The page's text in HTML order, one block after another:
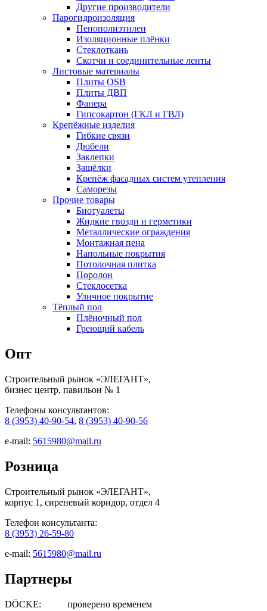
Другие производители
Парогидроизоляция
Пенополиэтилен
Изоляционные плёнки
Стеклоткань
Скотчи и соединительные ленты
Листовые материалы
Плиты OSB
Плиты ДВП
Фанера
Гипсокартон (ГКЛ и ГВЛ)
Крепёжные изделия
Гибкие связи
Дюбели
Заклепки
Защёлки
Крепёж фасадных систем утепления
Саморезы
Прочие товары
Биотуалеты
Жидкие гвозди и герметики
Металлические ограждения
Монтажная пена
Напольные покрытия
Потолочная плитка
Поролон
Стеклосетка
Уличное покрытие
Тёплый пол
Плёночный пол
Греющий кабель
Опт
Строительный рынок «ЭЛЕГАНТ»,
бизнес центр, павильон № 1
Телефоны консультантов:
8 (3953) 40-90-54, 8 (3953) 40-90-56
e-mail: 5615980@mail.ru
Розница
Строительный рынок «ЭЛЕГАНТ»,
корпус 1, сиреневый коридор, отдел 4
Телефон консультанта:
8 (3953) 26-59-80
e-mail: 5615980@mail.ru
Партнеры
DÖCKE: проверено временем